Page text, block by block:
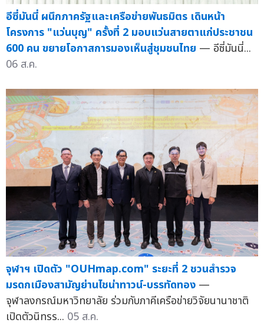
อีซี่มันนี่ ผนึกภาครัฐและเครือข่ายพันธมิตร เดินหน้า
โครงการ "แว่นบุญ" ครั้งที่ 2 มอบแว่นสายตาแก่ประชาชน
600 คน ขยายโอกาสการมองเห็นสู่ชุมชนไทย — อีซี่มันนี่...
06 ส.ค.
จุฬาฯ เปิดตัว "OUHmap.com" ระยะที่ 2 ชวนสำรวจ
มรดกเมืองสามัญย่านไชน่าทาวน์-บรรทัดทอง —
จุฬาลงกรณ์มหาวิทยาลัย ร่วมกับภาคีเครือข่ายวิจัยนานาชาติ
เปิดตัวนิทรร... 05 ส.ค.